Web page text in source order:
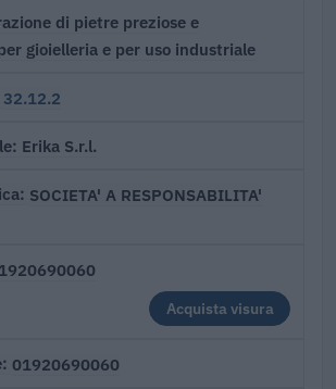
di pietre preziose e
gioielleria e per uso industriale
32.12.2
Erika S.r.l.
SOCIETA' A RESPONSABILITA'
Acquista visura
01920690060